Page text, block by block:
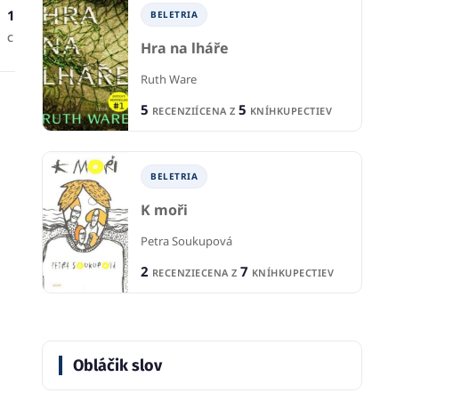
1
RECENCIA
CENA Z7KNÍHKUPECTIEV
BELETRIA
Hra na lháře
Ruth Ware
5 RECENZIÍCENA Z 5 KNÍHKUPECTIEV
BELETRIA
K moři
Petra Soukupová
2 RECENZIECENA Z 7 KNÍHKUPECTIEV
Obláčik slov